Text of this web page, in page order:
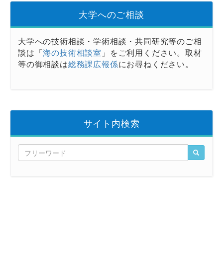
大学へのご相談
大学への技術相談・学術相談・共同研究等のご相
談は「海の技術相談室 」をご利用ください。取材
等の御相談は総務課広報係にお尋ねください。
サイト内検索